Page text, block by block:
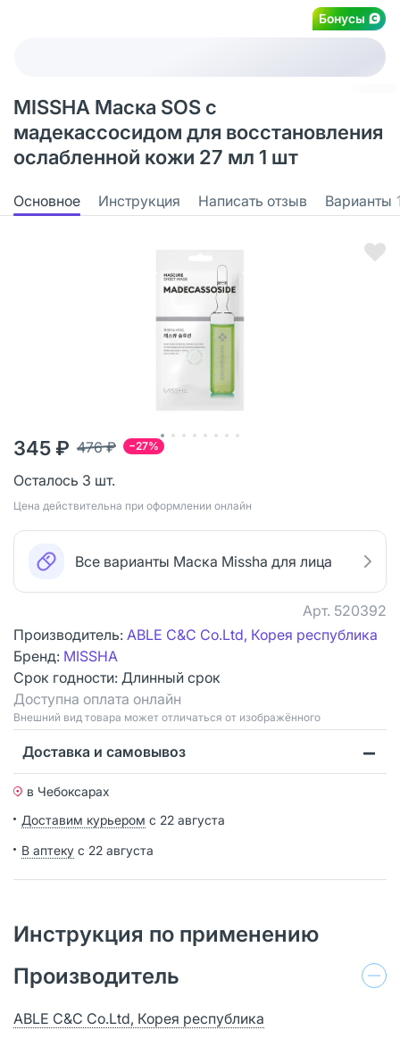
Бонусы
MISSHA Маска SOS с
мадекассосидом для восстановления
ослабленной кожи 27 мл 1 шт
Основное Инструкция Написать отзыв Варианты
−27%
476 ₽
345 ₽
Осталось 3 шт.
Цена действительна при оформлении онлайн
Все варианты Маска Missha для лица
Арт. 520392
Производитель: ABLE C&C Co.Ltd, Корея республика
Бренд: MISSHA
Срок годности: Длинный срок
Доступна оплата онлайн
Bнешний вид товара может отличаться от изображённого
Доставка и самовывоз
в Чебоксарах
Доставим курьером с 22 августа
В аптеку с 22 августа
Инструкция по применению
Производитель
ABLE C&C Co.Ltd, Корея республика